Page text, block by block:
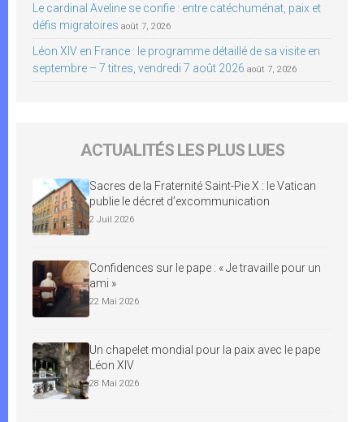
Le cardinal Aveline se confie : entre catéchuménat, paix et
défis migratoires août 7, 2026
Léon XIV en France : le programme détaillé de sa visite en
septembre – 7 titres, vendredi 7 août 2026 août 7, 2026
ACTUALITÉS LES PLUS LUES
Sacres de la Fraternité Saint-Pie X : le Vatican
publie le décret d’excommunication
2 Juil 2026
Confidences sur le pape : « Je travaille pour un
ami »
22 Mai 2026
Un chapelet mondial pour la paix avec le pape
Léon XIV
28 Mai 2026